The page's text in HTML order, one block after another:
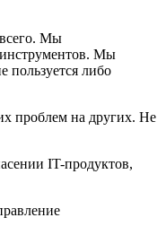
Мы
инструментов. Мы
пользуется либо
проблем на других. Не
IT-продуктов,